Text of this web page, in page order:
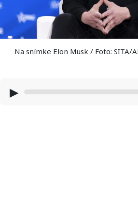
Na snímke Elon Musk / Foto: SITA/
▶